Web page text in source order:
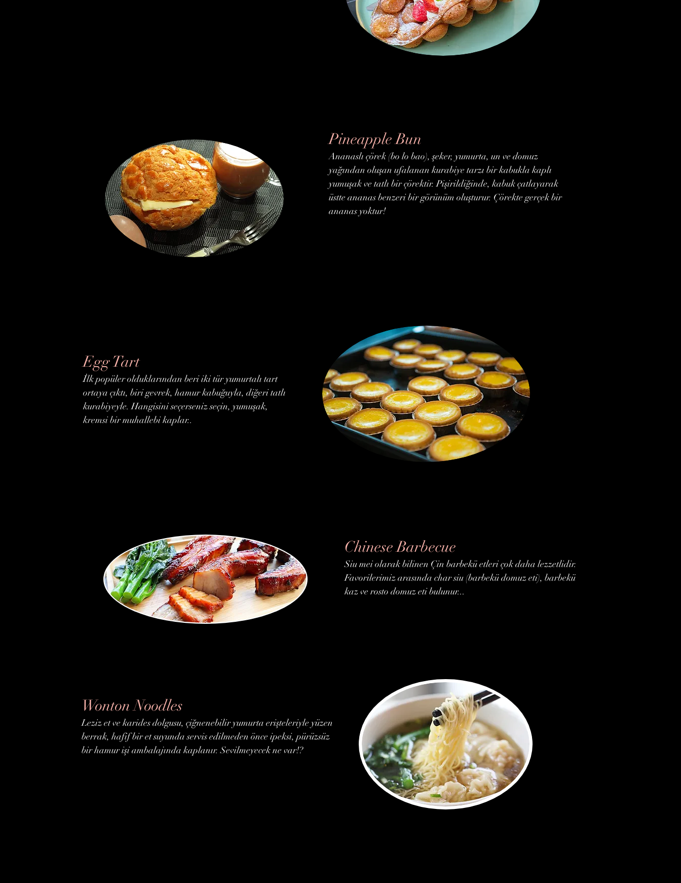
Pineapple Bun
Ananaslı çörek (bo lo bao), şeker, yumurta, un ve domuz
yağından oluşan ufalanan kurabiye tarzı bir kabukla kaplı
yumuşak ve tatlı bir çörektir. Pişirildiğinde, kabuk çatlayarak
üstte ananas benzeri bir görünüm oluşturur. Çörekte gerçek bir
ananas yoktur!
Egg Tart
İlk popüler olduklarından beri iki tür yumurtalı tart
ortaya çıktı, biri gevrek, hamur kabuğuyla, diğeri tatlı
kurabiyeyle. Hangisini seçerseniz seçin, yumuşak,
kremsi bir muhallebi kaplar..
Chinese Barbecue
Siu mei olarak bilinen Çin barbekü etleri çok daha lezzetlidir.
Favorilerimiz arasında char siu (barbekü domuz eti), barbekü
kaz ve rosto domuz eti bulunur...
Wonton Noodles
Leziz et ve karides dolgusu, çiğnenebilir yumurta erişteleriyle yüzen
berrak, hafif bir et suyunda servis edilmeden önce ipeksi, pürüzsüz
bir hamur işi ambalajında ​​kaplanır. Sevilmeyecek ne var!?